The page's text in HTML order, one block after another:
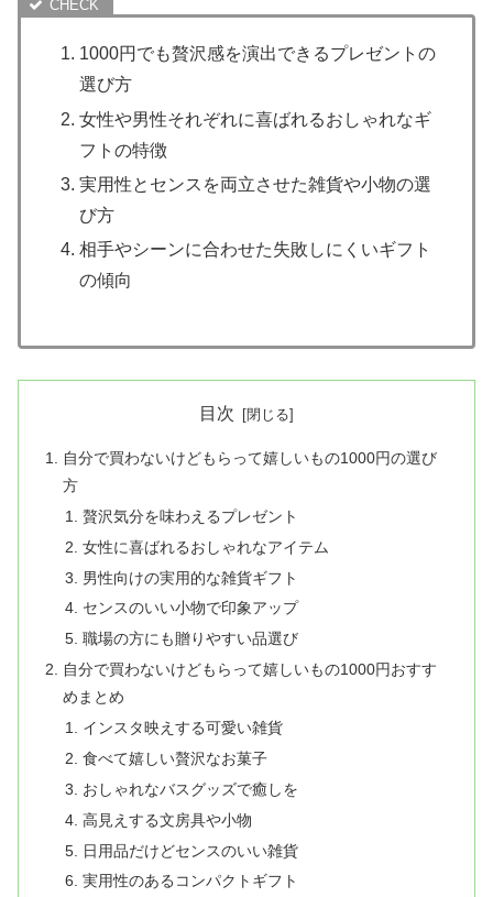
1000円でも贅沢感を演出できるプレゼントの
選び方
女性や男性それぞれに喜ばれるおしゃれなギ
フトの特徴
実用性とセンスを両立させた雑貨や小物の選
び方
相手やシーンに合わせた失敗しにくいギフト
の傾向
目次
自分で買わないけどもらって嬉しいもの1000円の選び
方
贅沢気分を味わえるプレゼント
女性に喜ばれるおしゃれなアイテム
男性向けの実用的な雑貨ギフト
センスのいい小物で印象アップ
職場の方にも贈りやすい品選び
自分で買わないけどもらって嬉しいもの1000円おすす
めまとめ
インスタ映えする可愛い雑貨
食べて嬉しい贅沢なお菓子
おしゃれなバスグッズで癒しを
高見えする文房具や小物
日用品だけどセンスのいい雑貨
実用性のあるコンパクトギフト